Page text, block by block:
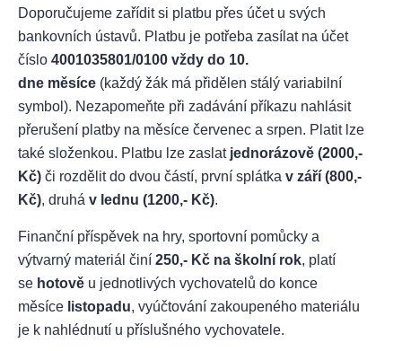
Doporučujeme zařídit si platbu přes účet u svých
bankovních ústavů. Platbu je potřeba zasílat na účet
číslo 4001035801/0100 vždy do 10.
dne měsíce (každý žák má přidělen stálý variabilní
symbol). Nezapomeňte při zadávání příkazu nahlásit
přerušení platby na měsíce červenec a srpen. Platit lze
také složenkou. Platbu lze zaslat jednorázově (2000,-
Kč) či rozdělit do dvou částí, první splátka v září (800,-
Kč), druhá v lednu (1200,- Kč).
Finanční příspěvek na hry, sportovní pomůcky a
výtvarný materiál činí 250,- Kč na školní rok, platí
se hotově u jednotlivých vychovatelů do konce
měsíce listopadu, vyúčtování zakoupeného materiálu
je k nahlédnutí u příslušného vychovatele.